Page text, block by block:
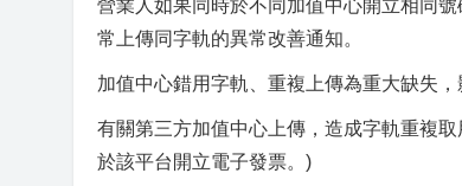
營業人如果同時於不同加值中心開立相同
常上傳同字軌的異常改善通知。
加值中心錯用字軌、重複上傳為重大缺失
有關第三方加值中心上傳，造成字軌重複
於該平台開立電子發票。)